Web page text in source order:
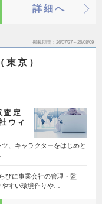
詳細へ
掲載期間 26/07/27～26/08/09
東京）
定
ウィ
、キャラクターをはじめと
びに事業会社の管理・監
すい環境作りや…